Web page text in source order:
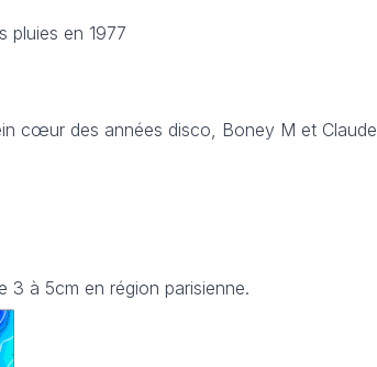
pluies en 1977
cœur des années disco, Boney M et Claude
3 à 5cm en région parisienne.